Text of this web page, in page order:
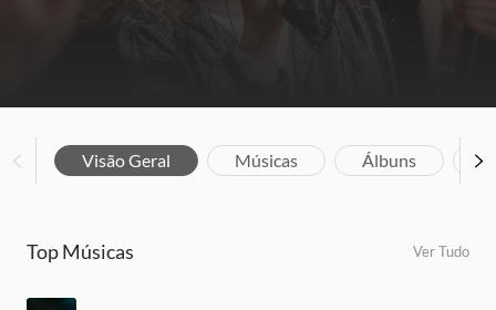
Visão Geral Músicas Álbuns
Top Músicas Ver Tudo